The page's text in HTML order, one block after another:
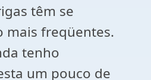
têm se
mais freqüentes.
tenho
um pouco de